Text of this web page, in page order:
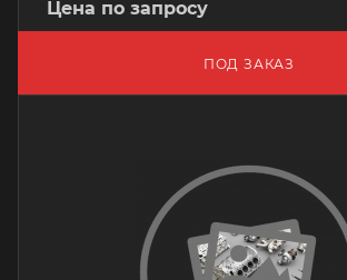
Цена по запросу
ПОД ЗАКАЗ